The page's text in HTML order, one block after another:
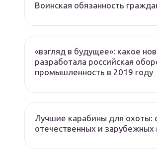
Воинская обязанность
«взгляд в будущее»: какое
разработала российская
промышленность в 2019 году
Лучшие карабины для охоты:
отечественных и